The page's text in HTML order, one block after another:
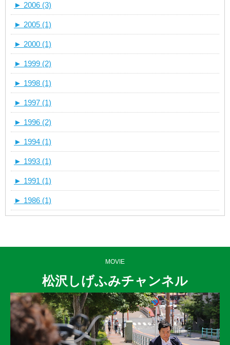
► 2006 (3)
► 2005 (1)
► 2000 (1)
► 1999 (2)
► 1998 (1)
► 1997 (1)
► 1996 (2)
► 1994 (1)
► 1993 (1)
► 1991 (1)
► 1986 (1)
MOVIE
松沢しげふみチャンネル